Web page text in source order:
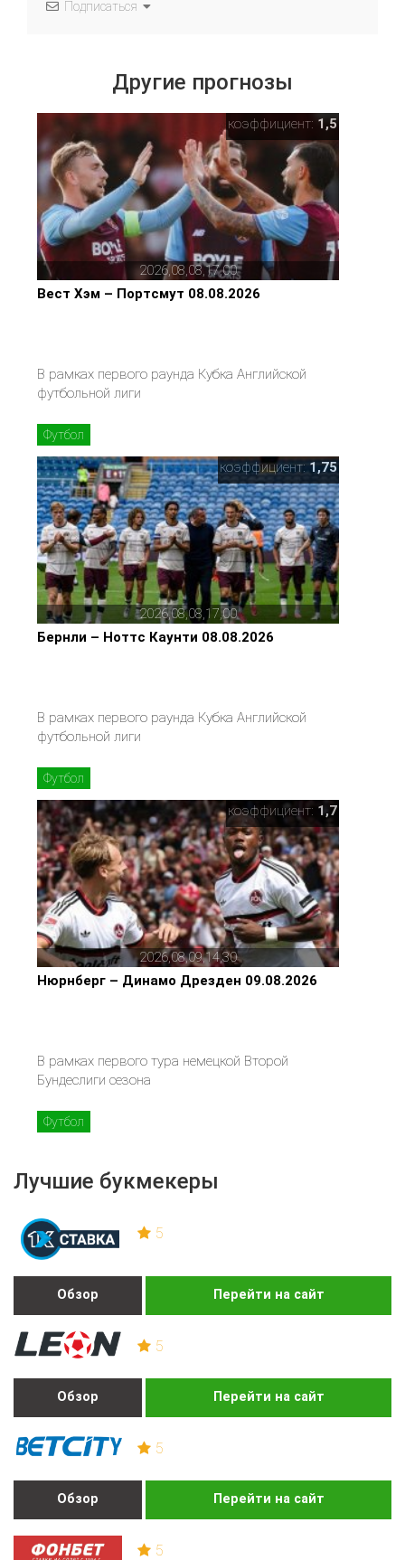
Лучшие букмекеры
5
Обзор Перейти на сайт
5
Обзор Перейти на сайт
5
Обзор Перейти на сайт
5
Подписаться
Другие прогнозы
2026,08,08,17,00
коэффициент: 1,5
Вест Хэм – Портсмут 08.08.2026
В рамках первого раунда Кубка Английской
футбольной лиги
Футбол
2026,08,08,17,00
коэффициент: 1,75
Бернли – Ноттс Каунти 08.08.2026
В рамках первого раунда Кубка Английской
футбольной лиги
Футбол
2026,08,09,14,30
коэффициент: 1,7
Нюрнберг – Динамо Дрезден 09.08.2026
В рамках первого тура немецкой Второй
Бундеслиги сезона
Футбол